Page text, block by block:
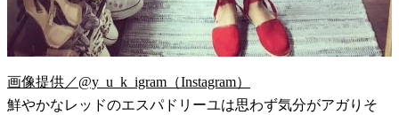
画像提供／@y_u_k_igram（Instagram）
鮮やかなレッドのエスパドリーユは思わず気分がアガりそ